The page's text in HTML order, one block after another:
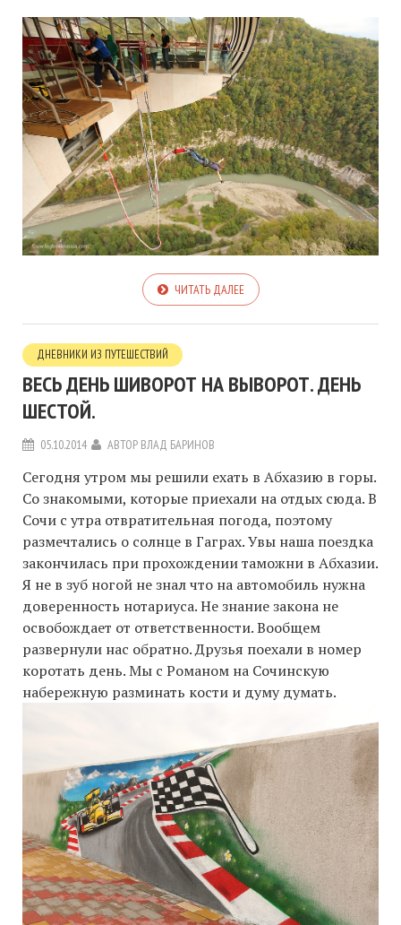
ЧИТАТЬ ДАЛЕЕ
ДНЕВНИКИ ИЗ ПУТЕШЕСТВИЙ
ВЕСЬ ДЕНЬ ШИВОРОТ НА ВЫВОРОТ. ДЕНЬ
ШЕСТОЙ.
05.10.2014 АВТОР ВЛАД БАРИНОВ
Сегодня утром мы решили ехать в Абхазию в горы.
Со знакомыми, которые приехали на отдых сюда. В
Сочи с утра отвратительная погода, поэтому
размечтались о солнце в Гаграх. Увы наша поездка
закончилась при прохождении таможни в Абхазии.
Я не в зуб ногой не знал что на автомобиль нужна
доверенность нотариуса. Не знание закона не
освобождает от ответственности. Вообщем
развернули нас обратно. Друзья поехали в номер
коротать день. Мы с Романом на Сочинскую
набережную разминать кости и думу думать.